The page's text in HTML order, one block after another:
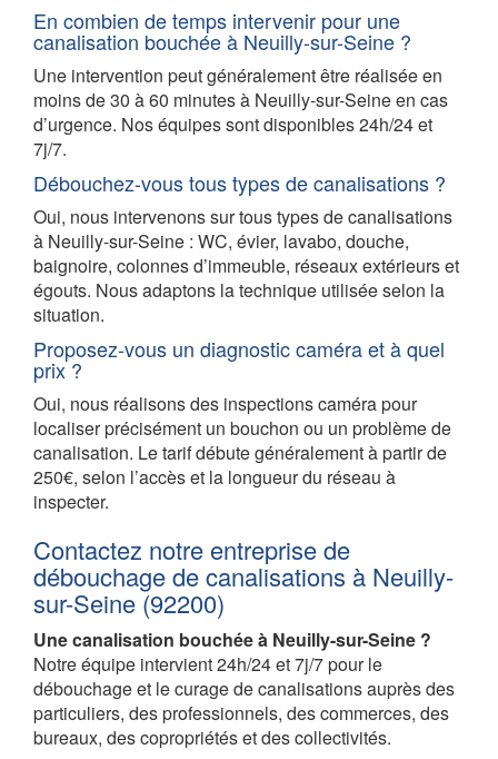
En combien de temps intervenir pour une
canalisation bouchée à Neuilly-sur-Seine ?
Une intervention peut généralement être réalisée en
moins de 30 à 60 minutes à Neuilly-sur-Seine en cas
d’urgence. Nos équipes sont disponibles 24h/24 et
7j/7.
Débouchez-vous tous types de canalisations ?
Oui, nous intervenons sur tous types de canalisations
à Neuilly-sur-Seine : WC, évier, lavabo, douche,
baignoire, colonnes d’immeuble, réseaux extérieurs et
égouts. Nous adaptons la technique utilisée selon la
situation.
Proposez-vous un diagnostic caméra et à quel
prix ?
Oui, nous réalisons des inspections caméra pour
localiser précisément un bouchon ou un problème de
canalisation. Le tarif débute généralement à partir de
250€, selon l’accès et la longueur du réseau à
inspecter.
Contactez notre entreprise de
débouchage de canalisations à Neuilly-
sur-Seine (92200)
Une canalisation bouchée à Neuilly-sur-Seine ?
Notre équipe intervient 24h/24 et 7j/7 pour le
débouchage et le curage de canalisations auprès des
particuliers, des professionnels, des commerces, des
bureaux, des copropriétés et des collectivités.